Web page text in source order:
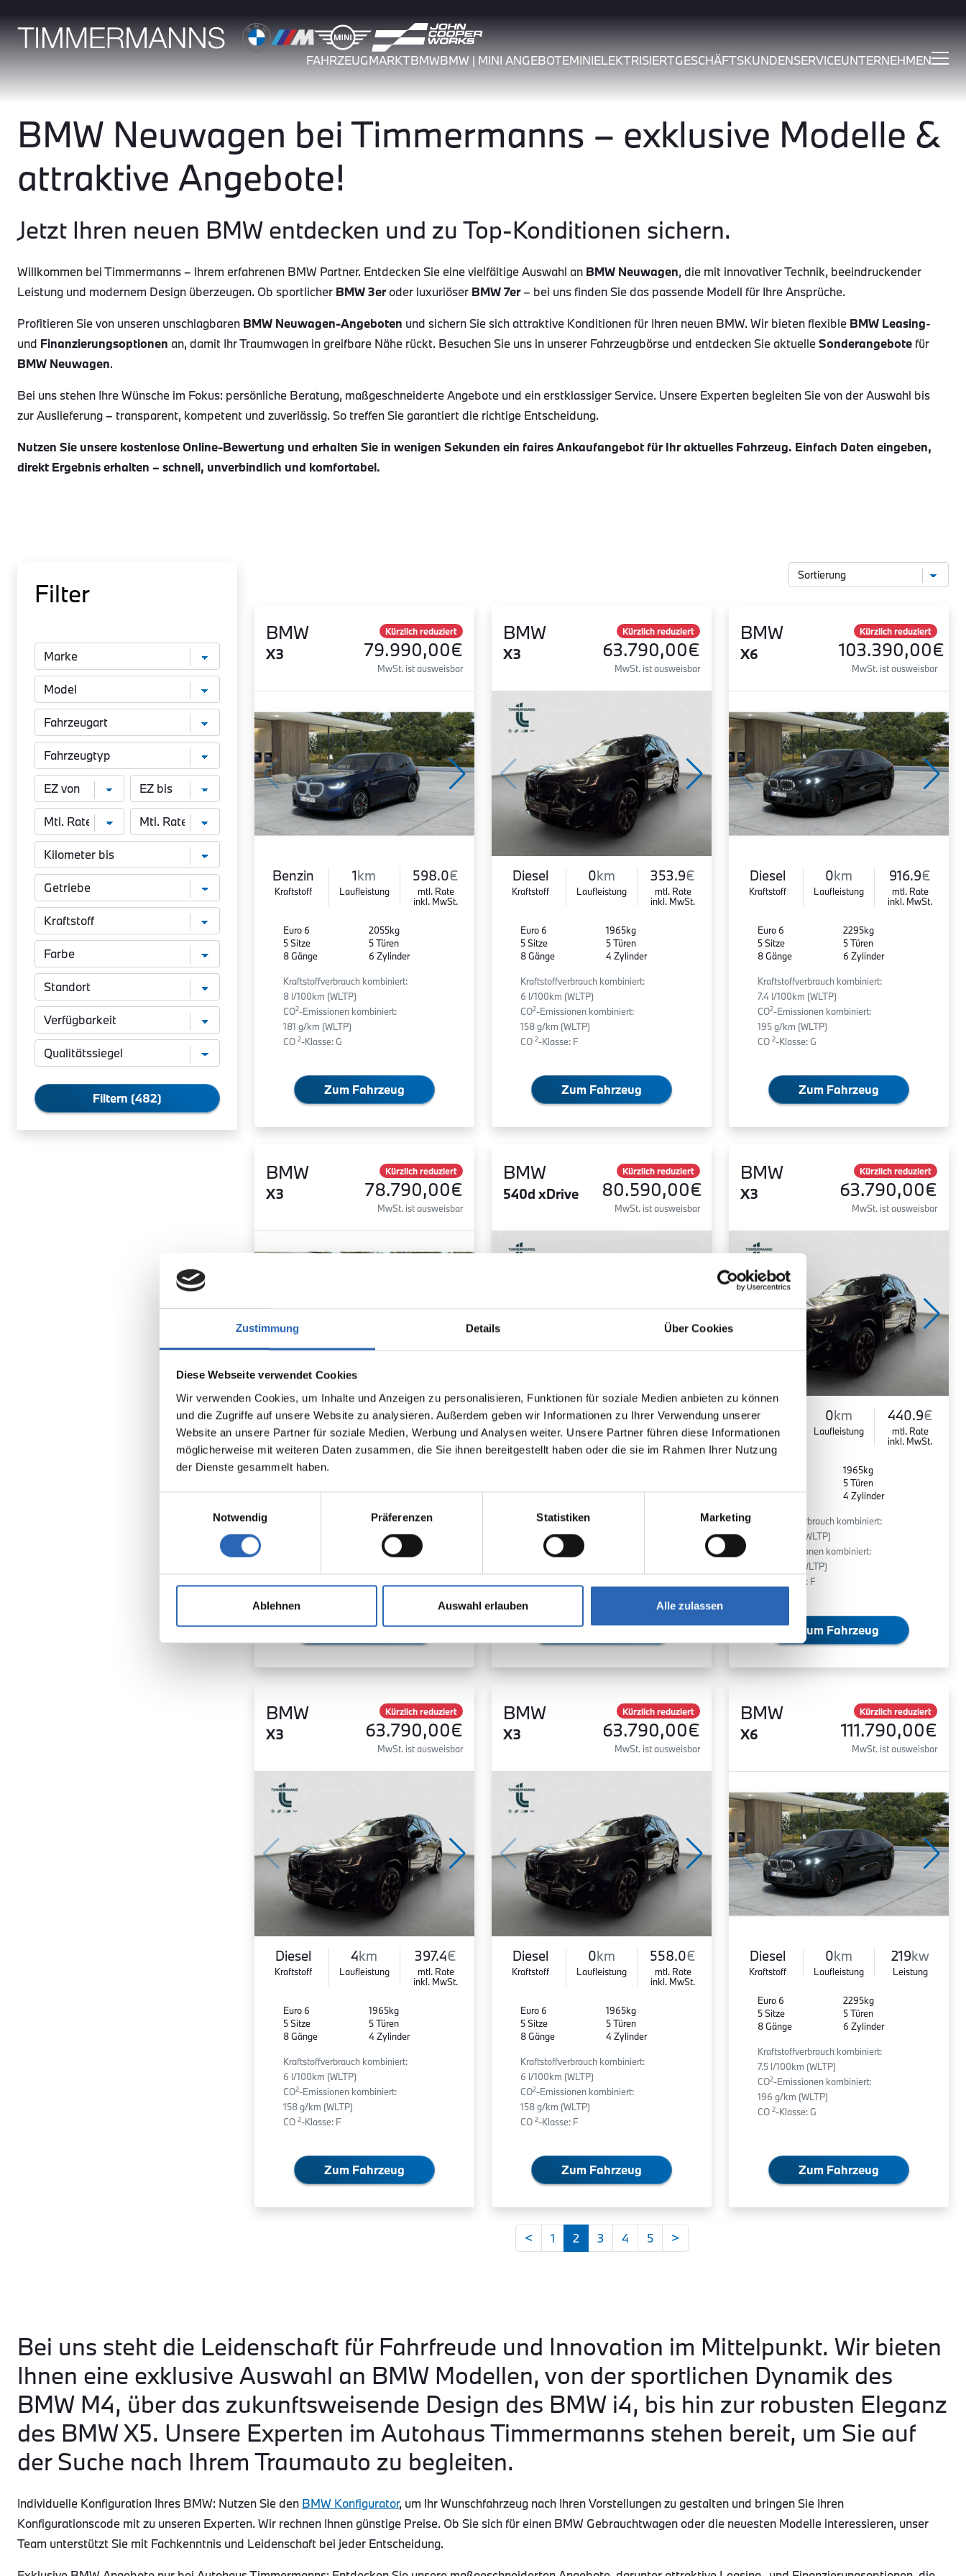
Zustimmung Details Über Cookies
Diese Webseite verwendet Cookies
Wir verwenden Cookies, um Inhalte und Anzeigen zu personalisieren, Funktionen für soziale Medien anbieten zu können
und die Zugriffe auf unsere Website zu analysieren. Außerdem geben wir Informationen zu Ihrer Verwendung unserer
Website an unsere Partner für soziale Medien, Werbung und Analysen weiter. Unsere Partner führen diese Informationen
möglicherweise mit weiteren Daten zusammen, die Sie ihnen bereitgestellt haben oder die sie im Rahmen Ihrer Nutzung
der Dienste gesammelt haben.
Notwendig
Präferenzen Statistiken Marketing
Ablehnen Auswahl erlauben Alle zulassen
FAHRZEUGMARKTBMWBMW | MINI ANGEBOTEMINIELEKTRISIERTGESCHÄFTSKUNDENSERVICEUNTERNEHMEN
BMW Neuwagen bei Timmermanns – exklusive Modelle &
attraktive Angebote!
Jetzt Ihren neuen BMW entdecken und zu Top-Konditionen sichern.
Willkommen bei Timmermanns – Ihrem erfahrenen BMW Partner. Entdecken Sie eine vielfältige Auswahl an BMW Neuwagen, die mit innovativer Technik, beeindruckender
Leistung und modernem Design überzeugen. Ob sportlicher BMW 3eroder luxuriöser BMW 7er– bei uns finden Sie das passende Modell für Ihre Ansprüche.
Profitieren Sie von unseren unschlagbaren BMW Neuwagen-Angeboten und sichern Sie sich attraktive Konditionen für Ihren neuen BMW. Wir bieten flexible BMW Leasing-
und Finanzierungsoptionen an, damit Ihr Traumwagen in greifbare Nähe rückt. Besuchen Sie uns in unserer Fahrzeugbörse und entdecken Sie aktuelleSonderangebote für
BMW Neuwagen.
Bei uns stehen Ihre Wünsche im Fokus: persönliche Beratung, maßgeschneiderte Angebote und ein erstklassiger Service. Unsere Experten begleiten Sie von der Auswahl bis
zur Auslieferung – transparent, kompetent und zuverlässig. So treffen Sie garantiert die richtige Entscheidung.
Nutzen Sie unsere kostenlose Online-Bewertung und erhalten Sie in wenigen Sekunden ein faires Ankaufangebot für Ihr aktuelles Fahrzeug. Einfach Daten eingeben,
direkt Ergebnis erhalten – schnell, unverbindlich und komfortabel.
Filter
Filtern (482)
BMW
X3
Kürzlich reduziert
79.990,00€
MwSt. ist ausweisbar
Benzin
Kraftstoff
1km
Laufleistung
598.0€
mtl. Rate
inkl. MwSt.
Euro 6
5 Sitze
8 Gänge
2055kg
5 Türen
6 Zylinder
Kraftstoffverbrauch kombiniert:
8 l/100km (WLTP)
CO2-Emissionen kombiniert:
181 g/km (WLTP)
CO 2-Klasse: G
Zum Fahrzeug
BMW
X3
Kürzlich reduziert
63.790,00€
MwSt. ist ausweisbar
Diesel
Kraftstoff
0km
Laufleistung
353.9€
mtl. Rate
inkl. MwSt.
Euro 6
5 Sitze
8 Gänge
1965kg
5 Türen
4 Zylinder
Kraftstoffverbrauch kombiniert:
6 l/100km (WLTP)
CO2-Emissionen kombiniert:
158 g/km (WLTP)
CO 2-Klasse: F
Zum Fahrzeug
BMW
X6
Kürzlich reduziert
103.390,00€
MwSt. ist ausweisbar
Diesel
Kraftstoff
0km
Laufleistung
916.9€
mtl. Rate
inkl. MwSt.
Euro 6
5 Sitze
8 Gänge
2295kg
5 Türen
6 Zylinder
Kraftstoffverbrauch kombiniert:
7.4 l/100km (WLTP)
CO2-Emissionen kombiniert:
195 g/km (WLTP)
CO 2-Klasse: G
Zum Fahrzeug
BMW
X3
Kürzlich reduziert
78.790,00€
MwSt. ist ausweisbar
Benzin
Kraftstoff
0km
Laufleistung
434.8€
mtl. Rate
inkl. MwSt.
Euro 6
8 Gänge
6 Zylinder
Kraftstoffverbrauch kombiniert:
-Emissionen kombiniert:
Zum Fahrzeug
BMW
540d xDrive
Kürzlich reduziert
80.590,00€
MwSt. ist ausweisbar
Diesel
Kraftstoff
0km
Laufleistung
790.5€
mtl. Rate
8 Gänge
6 Zylinder
Kraftstoffverbrauch kombiniert:
6.2 l/100km (WLTP)
-Emissionen kombiniert:
Zum Fahrzeug
BMW
X3
Kürzlich reduziert
63.790,00€
MwSt. ist ausweisbar
Diesel
Kraftstoff
0km
Laufleistung
440.9€
mtl. Rate
inkl. MwSt.
8 Gänge
1965kg
5 Türen
4 Zylinder
Kraftstoffverbrauch kombiniert:
6 l/100km (WLTP)
-Emissionen kombiniert:
158 g/km (WLTP)
-Klasse: F
Zum Fahrzeug
BMW
X3
Kürzlich reduziert
63.790,00€
MwSt. ist ausweisbar
Diesel
Kraftstoff
4km
Laufleistung
397.4€
mtl. Rate
inkl. MwSt.
Euro 6
5 Sitze
8 Gänge
1965kg
5 Türen
4 Zylinder
Kraftstoffverbrauch kombiniert:
6 l/100km (WLTP)
CO2-Emissionen kombiniert:
158 g/km (WLTP)
CO 2-Klasse: F
Zum Fahrzeug
BMW
X3
Kürzlich reduziert
63.790,00€
MwSt. ist ausweisbar
Diesel
Kraftstoff
0km
Laufleistung
558.0€
mtl. Rate
inkl. MwSt.
Euro 6
5 Sitze
8 Gänge
1965kg
5 Türen
4 Zylinder
Kraftstoffverbrauch kombiniert:
6 l/100km (WLTP)
CO2-Emissionen kombiniert:
158 g/km (WLTP)
CO 2-Klasse: F
Zum Fahrzeug
BMW
X6
Kürzlich reduziert
111.790,00€
MwSt. ist ausweisbar
Diesel
Kraftstoff
0km
Laufleistung
219kw
Leistung
Euro 6
5 Sitze
8 Gänge
2295kg
5 Türen
6 Zylinder
Kraftstoffverbrauch kombiniert:
7.5 l/100km (WLTP)
CO2-Emissionen kombiniert:
196 g/km (WLTP)
CO 2-Klasse: G
Zum Fahrzeug
< 1 2 3 4 5 >
Bei uns steht die Leidenschaft für Fahrfreude und Innovation im Mittelpunkt. Wir bieten
Ihnen eine exklusive Auswahl an BMW Modellen, von der sportlichen Dynamik des
BMW M4, über das zukunftsweisende Design des BMW i4, bis hin zur robusten Eleganz
des BMW X5. Unsere Experten im Autohaus Timmermanns stehen bereit, um Sie auf
der Suche nach Ihrem Traumauto zu begleiten.
Individuelle Konfiguration Ihres BMW: Nutzen Sie den BMW Konfigurator, um Ihr Wunschfahrzeug nach Ihren Vorstellungen zu gestalten und bringen Sie Ihren
Konfigurationscode mit zu unseren Experten. Wir rechnen Ihnen günstige Preise. Ob Sie sich für einen BMW Gebrauchtwagen oder die neuesten Modelle interessieren, unser
Team unterstützt Sie mit Fachkenntnis und Leidenschaft bei jeder Entscheidung.